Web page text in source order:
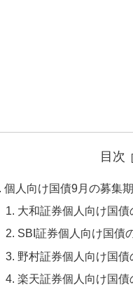
目次
個人向け国債9月の募集
大和証券個人向け国債
SBI証券個人向け国債
野村証券個人向け国債
楽天証券個人向け国債